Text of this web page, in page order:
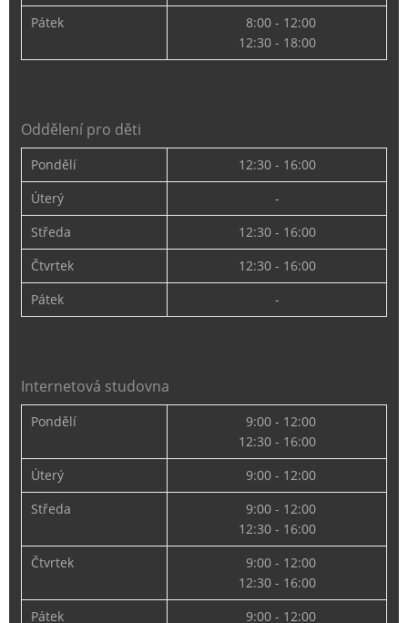
Pátek
8:00 - 12:00
12:30 - 18:00
Oddělení pro děti
Pondělí
12:30 - 16:00
Úterý
-
Středa
12:30 - 16:00
Čtvrtek
12:30 - 16:00
Pátek
-
Internetová studovna
Pondělí
9:00 - 12:00
12:30 - 16:00
Úterý
9:00 - 12:00
Středa
9:00 - 12:00
12:30 - 16:00
Čtvrtek
9:00 - 12:00
12:30 - 16:00
Pátek
9:00 - 12:00